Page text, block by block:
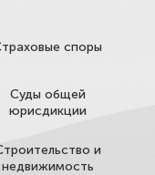
споры
Суды общей
юрисдикции
и
недвижимость